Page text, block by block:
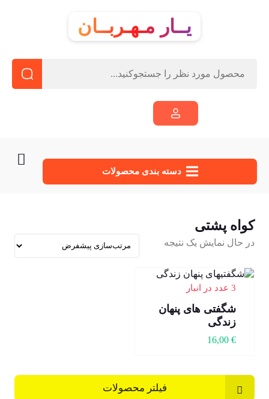
یــار مـهـربــان
دسته‌ بندی محصولات
کواه پشتی
در حال نمایش یک نتیجه
3 عدد در انبار
شگفتی های پنهان
زندگی
16,00 €
فیلتر محصولات